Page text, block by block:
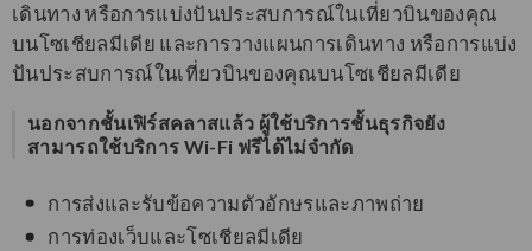
เดินทาง หรือการแบ่งปันประสบการณ์ในเที่ยวบินของคุณ
บนโซเชียลมีเดีย และการวางแผนการเดินทาง หรือการแบ่ง
ปันประสบการณ์ในเที่ยวบินของคุณบนโซเชียลมีเดีย
นอกจากชั้นเฟิร์สคลาสแล้ว ผู้ใช้บริการชั้นธุรกิจยัง
สามารถใช้บริการ Wi-Fi ฟรีได้ไม่จำกัด
การส่งและรับข้อความตัวอักษรและภาพถ่าย
การท่องเว็บและโซเชียลมีเดีย